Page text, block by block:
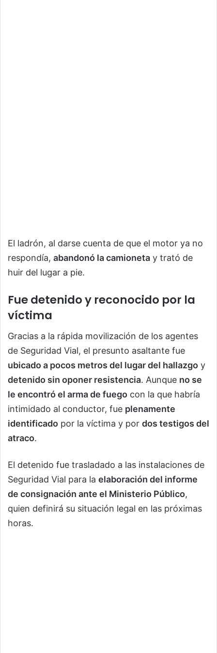
El ladrón, al darse cuenta de que el motor ya no
respondía, abandonó la camioneta y trató de
huir del lugar a pie.
Fue detenido y reconocido por la
víctima
Gracias a la rápida movilización de los agentes
de Seguridad Vial, el presunto asaltante fue
ubicado a pocos metros del lugar del hallazgo y
detenido sin oponer resistencia. Aunque no se
le encontró el arma de fuego con la que habría
intimidado al conductor, fue plenamente
identificado por la víctima y por dos testigos del
atraco.
El detenido fue trasladado a las instalaciones de
Seguridad Vial para la elaboración del informe
de consignación ante el Ministerio Público,
quien definirá su situación legal en las próximas
horas.